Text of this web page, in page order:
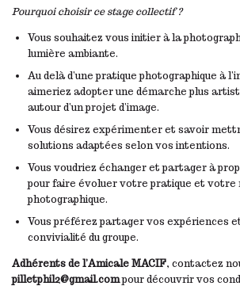
Pourquoi choisir ce stage collectif ?
Vous souhaitez vous initier à la
lumière ambiante.
Au delà d’une pratique photographique à
aimeriez adopter une démarche plus
autour d’un projet d’image.
Vous désirez expérimenter et savoir
solutions adaptées selon vos intentions.
Vous voudriez échanger et partager à
pour faire évoluer votre pratique et votre
photographique.
Vous préférez partager vos expériences
convivialité du groupe.
Adhérents de l’Amicale MACIF, contactez
pilletphil2@gmail.compour découvrir vos